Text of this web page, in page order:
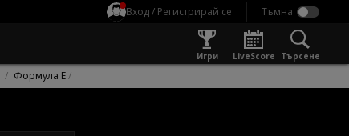
Вход / Регистрирай се
Игри LiveScore Търсене
Формула Е